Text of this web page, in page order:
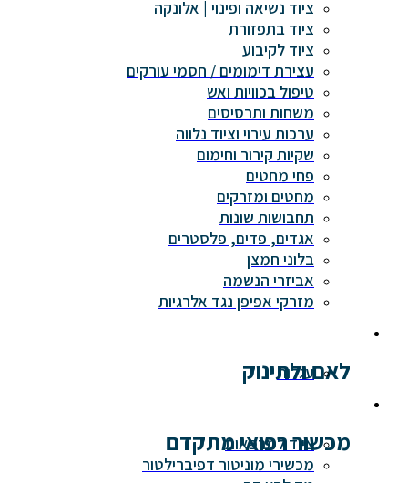
ציוד נשיאה ופינוי | אלונקה
ציוד בתפזורת
ציוד לקיבוע
עצירת דימומים / חסמי עורקים
טיפול בכוויות ואש
משחות ותרסיסים
ערכות עירוי וציוד נלווה
שקיות קירור וחימום
פחי מחטים
מחטים ומזרקים
תחבושות שונות
אגדים, פדים, פלסטרים
בלוני חמצן
אביזרי הנשמה
מזרקי אפיפן נגד אלרגיות
לאם ולתינוק
עגלות
מכשור רפואי מתקדם
ציוד למרפאות
מכשירי מוניטור דפיברילטור